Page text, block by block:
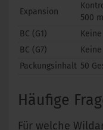
Expansion
500
BC (G1)
BC (G7)
Packungsinhalt 50
Häufige
Für welche